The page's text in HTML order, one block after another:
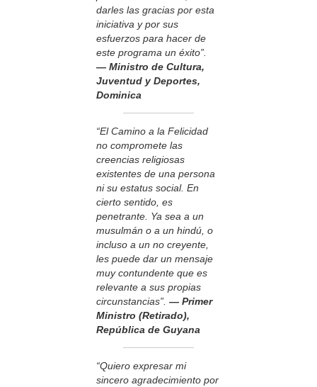
darles las gracias por esta
iniciativa y por sus
esfuerzos para hacer de
este programa un éxito”.
— Ministro de Cultura,
Juventud y Deportes,
Dominica
“El Camino a la Felicidad
no compromete las
creencias religiosas
existentes de una persona
ni su estatus social. En
cierto sentido, es
penetrante. Ya sea a un
musulmán o a un hindú, o
incluso a un no creyente,
les puede dar un mensaje
muy contundente que es
relevante a sus propias
circunstancias”. — Primer
Ministro (Retirado),
República de Guyana
“Quiero expresar mi
sincero agradecimiento por